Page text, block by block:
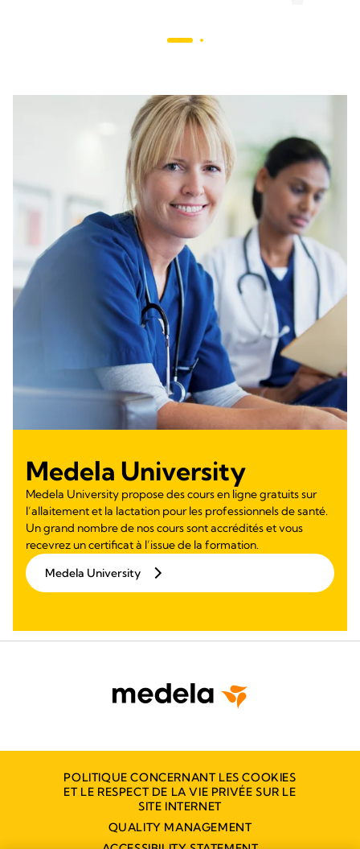
Medela University
Medela University propose des cours en ligne gratuits sur
l’allaitement et la lactation pour les professionnels de santé.
Un grand nombre de nos cours sont accrédités et vous
recevrez un certificat à l’issue de la formation.
Medela University
POLITIQUE CONCERNANT LES COOKIES
ET LE RESPECT DE LA VIE PRIVÉE SUR LE
SITE INTERNET
QUALITY MANAGEMENT